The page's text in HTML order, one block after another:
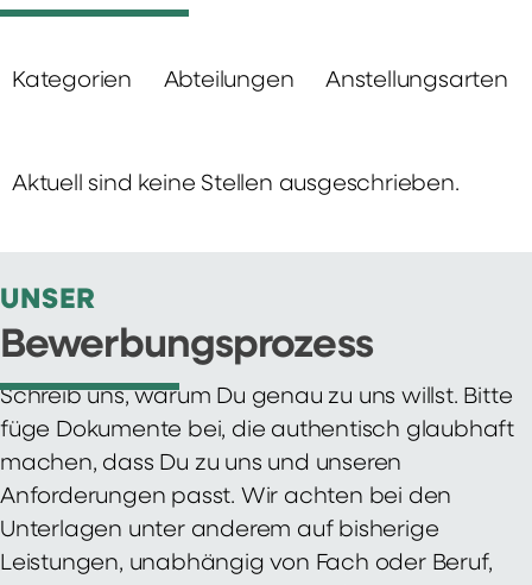
Kategorien Abteilungen Anstellungsarten
Aktuell sind keine Stellen ausgeschrieben.
UNSER
Bewerbungsprozess
Schreib uns, warum Du genau zu uns willst. Bitte
füge Dokumente bei, die authentisch glaubhaft
machen, dass Du zu uns und unseren
Anforderungen passt. Wir achten bei den
Unterlagen unter anderem auf bisherige
Leistungen, unabhängig von Fach oder Beruf,